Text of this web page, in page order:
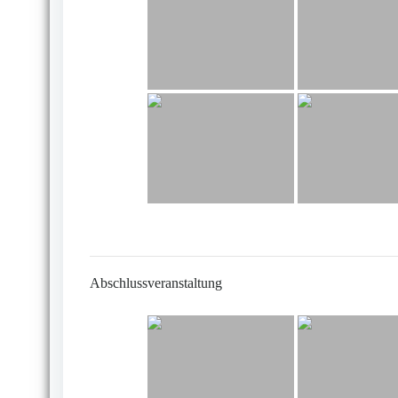
Abschlussveranstaltung